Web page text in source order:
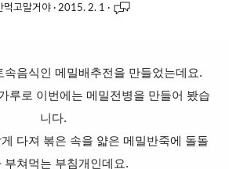
먹고말거야· 2015. 2. 1 ·
속음식인 메밀배추전을 만들었는데요.
루로 이번에는 메밀전병을 만들어 봤습
니다.
다져 볶은 속을 얇은 메밀반죽에 돌돌
부쳐먹는 부침개인데요.